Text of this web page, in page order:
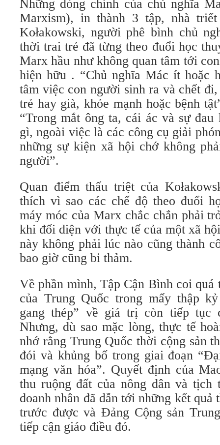
Những dòng chính của chủ nghĩa
Marxism), in thành 3 tập, nhà
Kołakowski, người phê bình chủ
thời trai trẻ đã từng theo đuổi học
Marx hầu như không quan tâm tới
hiện hữu . “Chủ nghĩa Mác ít hoặc
tâm việc con người sinh ra và chết
trẻ hay già, khỏe mạnh hoặc bệnh
“Trong mắt ông ta, cái ác và sự
gì, ngoài việc là các công cụ giải
những sự kiện xã hội chớ không
người”.
Quan điểm thấu triệt của
thích vì sao các chế độ theo đuổi
máy móc của Marx chắc chắn phải
khi đối diện với thực tế của một xã
này không phải lúc nào cũng thành
bao giờ cũng bi thảm.
Về phần mình, Tập Cận Bình coi
của Trung Quốc trong mấy thập
gang thép” về giá trị còn tiếp tục
Nhưng, dù sao mặc lòng, thực tế
nhớ rằng Trung Quốc thời cộng sản
đói và khủng bố trong giai đoạn
mạng văn hóa”. Quyết định của
thu ruộng đất của nông dân và tịch
doanh nhân đã dẫn tới những kết quả
trước được và Đảng Cộng sản
tiếp cận giáo điều đó.